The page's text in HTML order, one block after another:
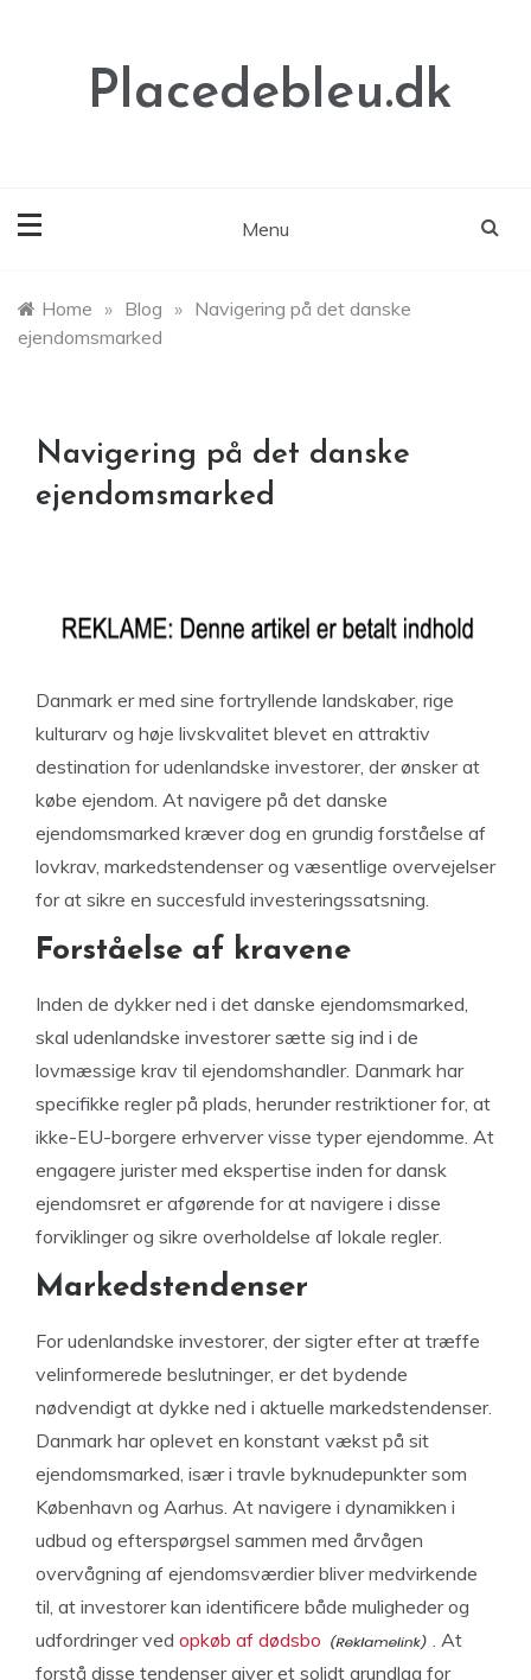
Placedebleu.dk
Menu
Home » Blog » Navigering på det danske
ejendomsmarked
Navigering på det danske
ejendomsmarked
Danmark er med sine fortryllende landskaber, rige
kulturarv og høje livskvalitet blevet en attraktiv
destination for udenlandske investorer, der ønsker at
købe ejendom. At navigere på det danske
ejendomsmarked kræver dog en grundig forståelse af
lovkrav, markedstendenser og væsentlige overvejelser
for at sikre en succesfuld investeringssatsning.
Forståelse af kravene
Inden de dykker ned i det danske ejendomsmarked,
skal udenlandske investorer sætte sig ind i de
lovmæssige krav til ejendomshandler. Danmark har
specifikke regler på plads, herunder restriktioner for, at
ikke-EU-borgere erhverver visse typer ejendomme. At
engagere jurister med ekspertise inden for dansk
ejendomsret er afgørende for at navigere i disse
forviklinger og sikre overholdelse af lokale regler.
Markedstendenser
For udenlandske investorer, der sigter efter at træffe
velinformerede beslutninger, er det bydende
nødvendigt at dykke ned i aktuelle markedstendenser.
Danmark har oplevet en konstant vækst på sit
ejendomsmarked, især i travle byknudepunkter som
København og Aarhus. At navigere i dynamikken i
udbud og efterspørgsel sammen med årvågen
overvågning af ejendomsværdier bliver medvirkende
til, at investorer kan identificere både muligheder og
udfordringer ved opkøb af dødsbo
. At
forstå disse tendenser giver et solidt grundlag for